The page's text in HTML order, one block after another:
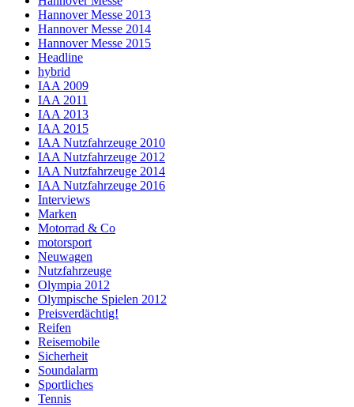
Hannover Messe 2013
Hannover Messe 2014
Hannover Messe 2015
Headline
hybrid
IAA 2009
IAA 2011
IAA 2013
IAA 2015
IAA Nutzfahrzeuge 2010
IAA Nutzfahrzeuge 2012
IAA Nutzfahrzeuge 2014
IAA Nutzfahrzeuge 2016
Interviews
Marken
Motorrad & Co
motorsport
Neuwagen
Nutzfahrzeuge
Olympia 2012
Olympische Spielen 2012
Preisverdächtig!
Reifen
Reisemobile
Sicherheit
Soundalarm
Sportliches
Tennis